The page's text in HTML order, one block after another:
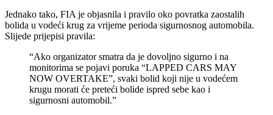
Jednako tako, FIA je objasnila i pravilo oko povratka zaostalih
bolida u vodeći krug za vrijeme perioda sigurnosnog automobila.
Slijede prijepisi pravila:
“Ako organizator smatra da je dovoljno sigurno i na
monitorima se pojavi poruka “LAPPED CARS MAY
NOW OVERTAKE”, svaki bolid koji nije u vodećem
krugu morati će preteći bolide ispred sebe kao i
sigurnosni automobil.”